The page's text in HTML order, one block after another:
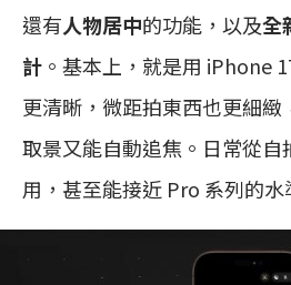
還有人物居中的功能，以及全
計 。基本上，就是用 iPhone
更清晰，微距拍東西也更細
取景又能自動追焦。日常從自
用，甚至能接近 Pro 系列的水